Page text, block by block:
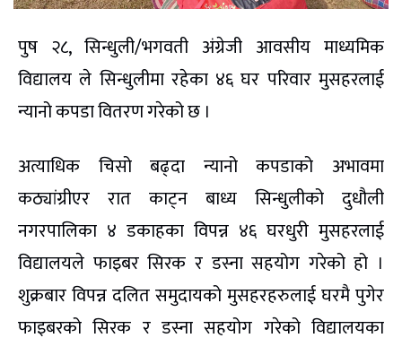
पुष २८, सिन्धुली/भगवती अंग्रेजी आवसीय माध्यमिक
विद्यालय ले सिन्धुलीमा रहेका ४६ घर परिवार मुसहरलाई
न्यानो कपडा वितरण गरेको छ ।
अत्याधिक चिसो बढ्दा न्यानो कपडाको अभावमा
कठ्यांग्रीएर रात काट्न बाध्य सिन्धुलीको दुधौली
नगरपालिका ४ डकाहका विपन्न ४६ घरधुरी मुसहरलाई
विद्यालयले फाइबर सिरक र डस्ना सहयोग गरेको हो ।
शुक्रबार विपन्न दलित समुदायको मुसहरहरुलाई घरमै पुगेर
फाइबरको सिरक र डस्ना सहयोग गरेको विद्यालयका